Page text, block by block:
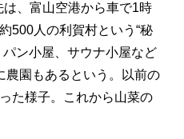
、富山空港から車で1時
500人の利賀村という“秘
ン小屋、サウナ小屋など
農園もあるという。以前の
た様子。これから山菜の